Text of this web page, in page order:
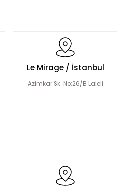
Le Mirage / İstanbul
Azimkar Sk. No:26/B Laleli